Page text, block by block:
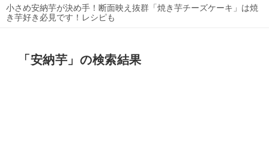
小さめ安納芋が決め手！断面映え抜群「焼き芋チーズケーキ」は焼
き芋好き必見です！レシピも
「 安納芋 」の検索結果